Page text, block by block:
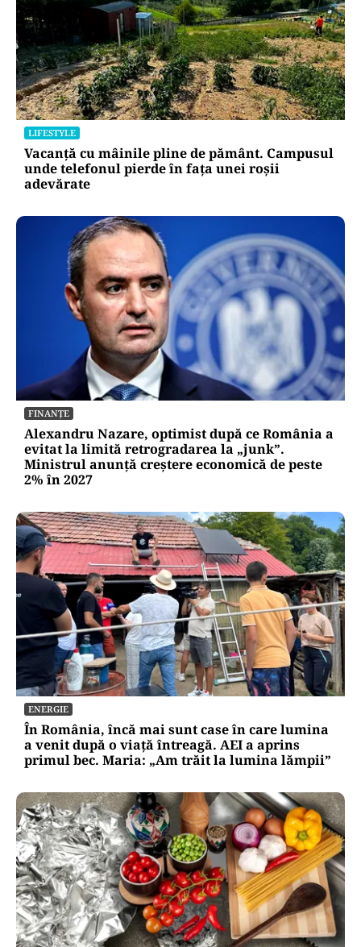
LIFESTYLE
Vacanță cu mâinile pline de pământ. Campusul
unde telefonul pierde în fața unei roșii
adevărate
FINANȚE
Alexandru Nazare, optimist după ce România a
evitat la limită retrogradarea la „junk”.
Ministrul anunță creștere economică de peste
2% în 2027
ENERGIE
În România, încă mai sunt case în care lumina
a venit după o viață întreagă. AEI a aprins
primul bec. Maria: „Am trăit la lumina lămpii”